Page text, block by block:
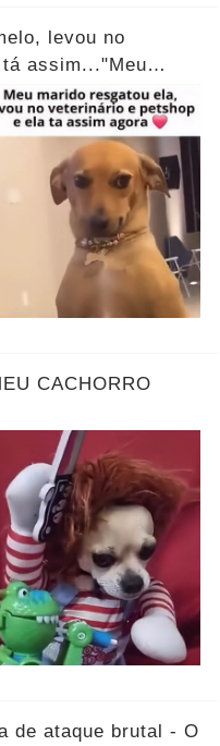
levou no
assim..."Meu
CACHORRO
de ataque brutal - O